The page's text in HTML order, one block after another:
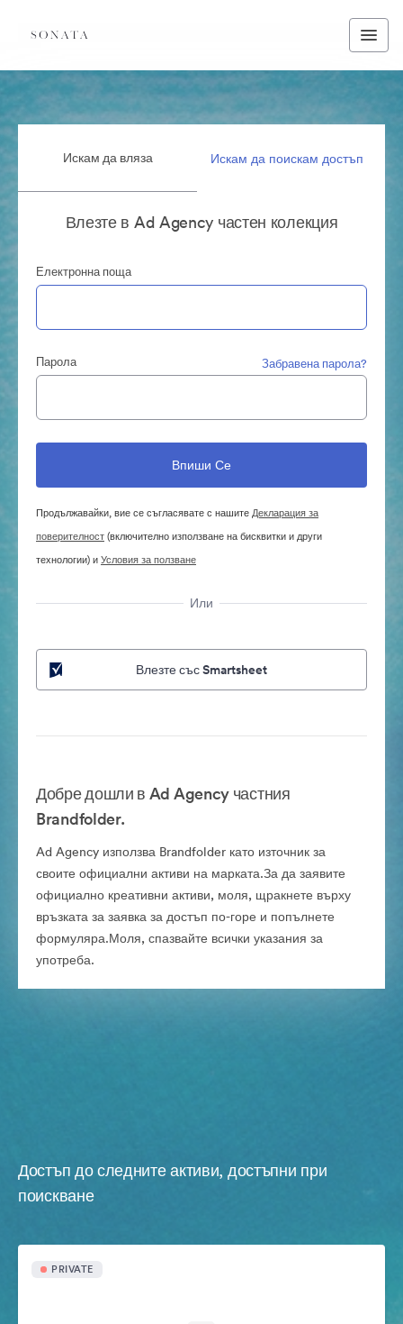
Искам да вляза Искам да поискам достъп
Влезте в Ad Agency частен колекция
Електронна поща
Парола Забравена парола?
Продължавайки, вие се съгласявате с нашитеДекларация за
поверителност(включително използване на бисквитки и други
технологии) иУсловия за ползване
Или
Влезте със Smartsheet
Добре дошли в Ad Agency частния
Brandfolder.
Ad Agency използва Brandfolder като източник за
своите официални активи на марката.За да заявите
официално креативни активи, моля, щракнете върху
връзката за заявка за достъп по-горе и попълнете
формуляра.Моля, спазвайте всички указания за
употреба.
Достъп до следните активи, достъпни при
поискване
PRIVATE